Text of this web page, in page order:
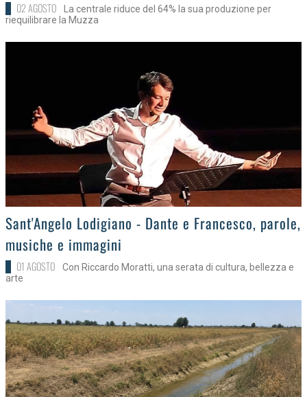
02 AGOSTO
La centrale riduce del 64% la sua produzione per
riequilibrare la Muzza
>
Sant'Angelo Lodigiano - Dante e Francesco, parole,
musiche e immagini
01 AGOSTO
Con Riccardo Moratti, una serata di cultura, bellezza e
arte